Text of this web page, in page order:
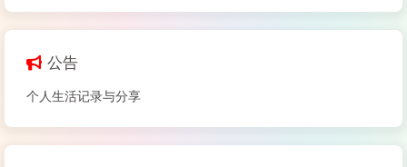
公告
个人生活记录与分享